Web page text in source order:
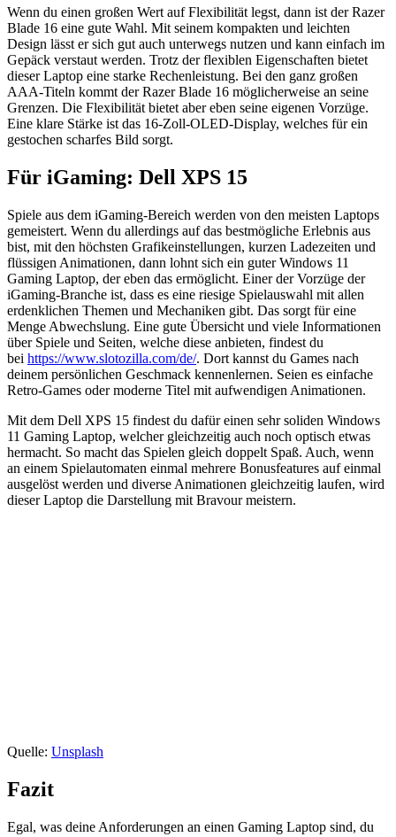
Wenn du einen großen Wert auf Flexibilität legst, dann ist der Razer
Blade 16 eine gute Wahl. Mit seinem kompakten und leichten
Design lässt er sich gut auch unterwegs nutzen und kann einfach im
Gepäck verstaut werden. Trotz der flexiblen Eigenschaften bietet
dieser Laptop eine starke Rechenleistung. Bei den ganz großen
AAA-Titeln kommt der Razer Blade 16 möglicherweise an seine
Grenzen. Die Flexibilität bietet aber eben seine eigenen Vorzüge.
Eine klare Stärke ist das 16-Zoll-OLED-Display, welches für ein
gestochen scharfes Bild sorgt.
Für iGaming: Dell XPS 15
Spiele aus dem iGaming-Bereich werden von den meisten Laptops
gemeistert. Wenn du allerdings auf das bestmögliche Erlebnis aus
bist, mit den höchsten Grafikeinstellungen, kurzen Ladezeiten und
flüssigen Animationen, dann lohnt sich ein guter Windows 11
Gaming Laptop, der eben das ermöglicht. Einer der Vorzüge der
iGaming-Branche ist, dass es eine riesige Spielauswahl mit allen
erdenklichen Themen und Mechaniken gibt. Das sorgt für eine
Menge Abwechslung. Eine gute Übersicht und viele Informationen
über Spiele und Seiten, welche diese anbieten, findest du
bei https://www.slotozilla.com/de/. Dort kannst du Games nach
deinem persönlichen Geschmack kennenlernen. Seien es einfache
Retro-Games oder moderne Titel mit aufwendigen Animationen.
Mit dem Dell XPS 15 findest du dafür einen sehr soliden Windows
11 Gaming Laptop, welcher gleichzeitig auch noch optisch etwas
hermacht. So macht das Spielen gleich doppelt Spaß. Auch, wenn
an einem Spielautomaten einmal mehrere Bonusfeatures auf einmal
ausgelöst werden und diverse Animationen gleichzeitig laufen, wird
dieser Laptop die Darstellung mit Bravour meistern.
Quelle: Unsplash
Fazit
Egal, was deine Anforderungen an einen Gaming Laptop sind, du